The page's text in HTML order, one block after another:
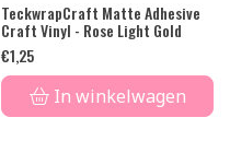
TeckwrapCraft Matte Adhesive
Craft Vinyl - Rose Light Gold
€1,25
In winkelwagen